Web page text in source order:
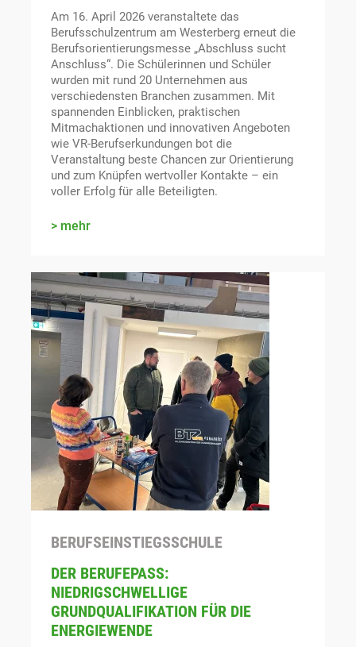
Am 16. April 2026 veranstaltete das
Berufsschulzentrum am Westerberg erneut die
Berufsorientierungsmesse „Abschluss sucht
Anschluss“. Die Schülerinnen und Schüler
wurden mit rund 20 Unternehmen aus
verschiedensten Branchen zusammen. Mit
spannenden Einblicken, praktischen
Mitmachaktionen und innovativen Angeboten
wie VR-Berufserkundungen bot die
Veranstaltung beste Chancen zur Orientierung
und zum Knüpfen wertvoller Kontakte – ein
voller Erfolg für alle Beteiligten.
mehr
BERUFSEINSTIEGSSCHULE
DER BERUFEPASS:
NIEDRIGSCHWELLIGE
GRUNDQUALIFIKATION FÜR DIE
ENERGIEWENDE